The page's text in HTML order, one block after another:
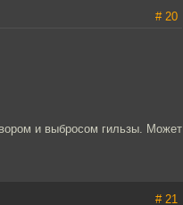
# 20
и выбросом гильзы. Может
# 21